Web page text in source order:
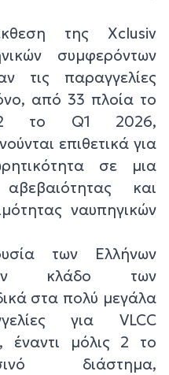
της Xclusiv
συμφερόντων
τις παραγγελίες
από 33 πλοία το
το Q1 2026,
επιθετικά για
σε μια
και
ναυπηγικών
των Ελλήνων
κλάδο των
στα πολύ μεγάλα
για VLCC
έναντι μόλις 2 το
διάστημα,